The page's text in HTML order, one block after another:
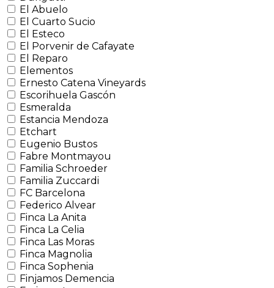
El Abuelo
El Cuarto Sucio
El Esteco
El Porvenir de Cafayate
El Reparo
Elementos
Ernesto Catena Vineyards
Escorihuela Gascón
Esmeralda
Estancia Mendoza
Etchart
Eugenio Bustos
Fabre Montmayou
Familia Schroeder
Familia Zuccardi
FC Barcelona
Federico Alvear
Finca La Anita
Finca La Celia
Finca Las Moras
Finca Magnolia
Finca Sophenia
Finjamos Demencia